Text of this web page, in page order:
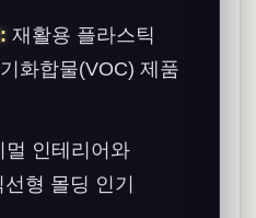
재활용 플라스틱
화합물(VOC) 제품
멀 인테리어와
형 몰딩 인기